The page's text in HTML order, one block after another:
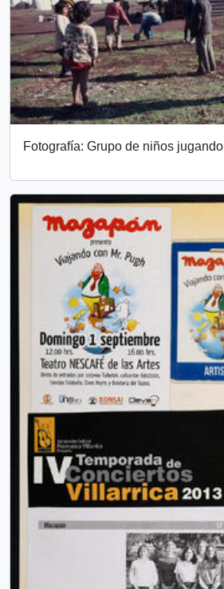
Fotografía: Grupo de niños jugando